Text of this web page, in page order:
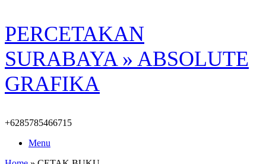
Skip
to
content
PERCETAKAN
SURABAYA » ABSOLUTE
GRAFIKA
+6285785466715
Menu